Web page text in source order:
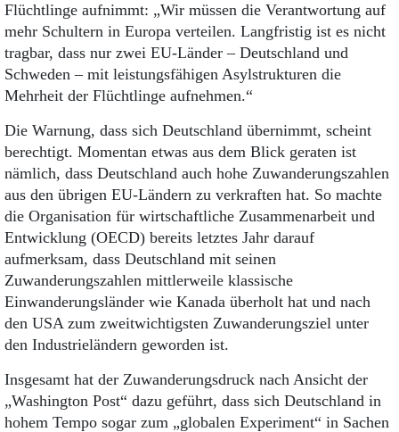
Flüchtlinge aufnimmt: „Wir müssen die Verantwortung auf
mehr Schultern in Europa verteilen. Langfristig ist es nicht
tragbar, dass nur zwei EU-Länder – Deutschland und
Schweden – mit leistungsfähigen Asylstrukturen die
Mehrheit der Flüchtlinge aufnehmen.“
Die Warnung, dass sich Deutschland übernimmt, scheint
berechtigt. Momentan etwas aus dem Blick geraten ist
nämlich, dass Deutschland auch hohe Zuwanderungszahlen
aus den übrigen EU-Ländern zu verkraften hat. So machte
die Organisation für wirtschaftliche Zusammenarbeit und
Entwicklung (OECD) bereits letztes Jahr darauf
aufmerksam, dass Deutschland mit seinen
Zuwanderungszahlen mittlerweile klassische
Einwanderungsländer wie Kanada überholt hat und nach
den USA zum zweitwichtigsten Zuwanderungsziel unter
den Industrieländern geworden ist.
Insgesamt hat der Zuwanderungsdruck nach Ansicht der
„Washington Post“ dazu geführt, dass sich Deutschland in
hohem Tempo sogar zum „globalen Experiment“ in Sachen